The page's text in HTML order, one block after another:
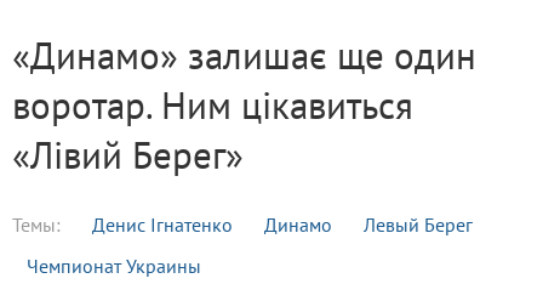
«Динамо» залишає ще один
воротар. Ним цікавиться
«Лівий Берег»
Темы: Денис Ігнатенко Динамо
Левый Берег
Чемпионат Украины